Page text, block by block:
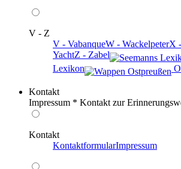
V - Z
V - VabanqueW - WackelpeterX
YachtZ - Zabel
Lexikon
Kontakt
Impressum * Kontakt zur
Kontakt
KontaktformularImpressum